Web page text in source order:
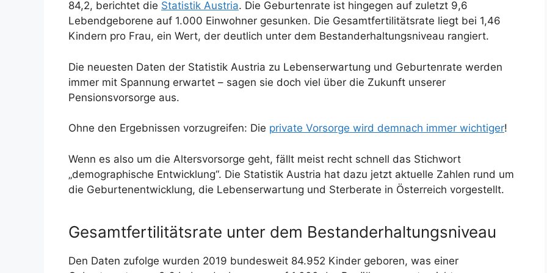
84,2, berichtet die Statistik Austria. Die Geburtenrate ist hingegen auf zuletzt 9,6
Lebendgeborene auf 1.000 Einwohner gesunken. Die Gesamtfertilitätsrate liegt bei 1,46
Kindern pro Frau, ein Wert, der deutlich unter dem Bestanderhaltungsniveau rangiert.
Die neuesten Daten der Statistik Austria zu Lebenserwartung und Geburtenrate werden
immer mit Spannung erwartet – sagen sie doch viel über die Zukunft unserer
Pensionsvorsorge aus.
Ohne den Ergebnissen vorzugreifen: Die private Vorsorge wird demnach immer wichtiger!
Wenn es also um die Altersvorsorge geht, fällt meist recht schnell das Stichwort
„demographische Entwicklung“. Die Statistik Austria hat dazu jetzt aktuelle Zahlen rund um
die Geburtenentwicklung, die Lebenserwartung und Sterberate in Österreich vorgestellt.
Gesamtfertilitätsrate unter dem Bestanderhaltungsniveau
Den Daten zufolge wurden 2019 bundesweit 84.952 Kinder geboren, was einer